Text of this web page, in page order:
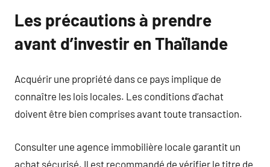
Les précautions à prendre
avant d’investir en Thaïlande
Acquérir une propriété dans ce pays implique de
connaître les lois locales. Les conditions d’achat
doivent être bien comprises avant toute transaction.
Consulter une agence immobilière locale garantit un
achat sécurisé. Il est recommandé de vérifier le titre de